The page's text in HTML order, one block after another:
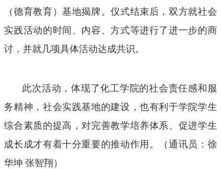
（德育教育）基地揭牌。仪式结束后，双方就社会
实践活动的时间、内容、方式等进行了进一步的商
讨，并就几项具体活动达成共识。
此次活动，体现了化工学院的社会责任感和服
务精神，社会实践基地的建设，也有利于学院学生
综合素质的提高，对完善教学培养体系、促进学生
成长成才有着十分重要的推动作用。（通讯员：徐
华坤张智翔）